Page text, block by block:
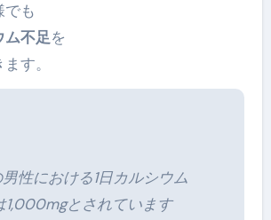
でも
ム不足を
す。
男性における1日カルシウム
1,000mgとされています